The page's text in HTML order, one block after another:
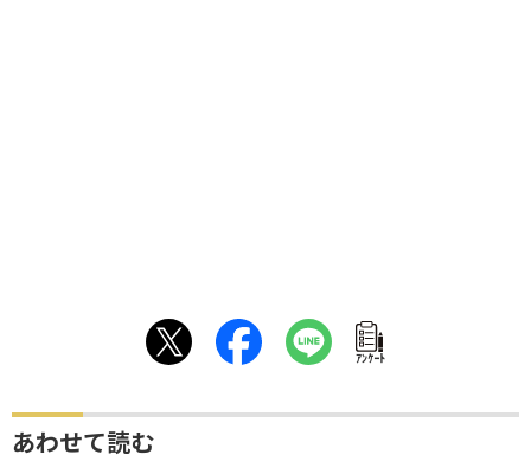
ｱﾝｹｰﾄ
あわせて読む